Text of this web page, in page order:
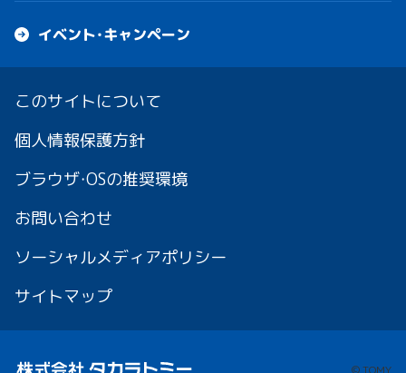
イベント・キャンペーン
このサイトについて
個人情報保護方針
ブラウザ・OSの推奨環境
お問い合わせ
ソーシャルメディアポリシー
サイトマップ